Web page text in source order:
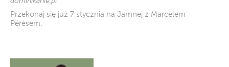
Przekonaj się już 7 stycznia na Jamnej z Marcelem
Pérèsem.